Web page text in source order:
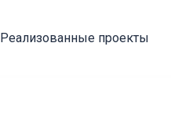
Реализованные проекты